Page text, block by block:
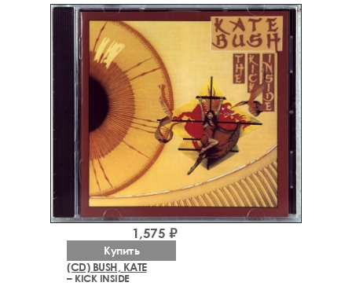
(CD) BUSH, KATE
– KICK INSIDE
1,575 ₽
Купить